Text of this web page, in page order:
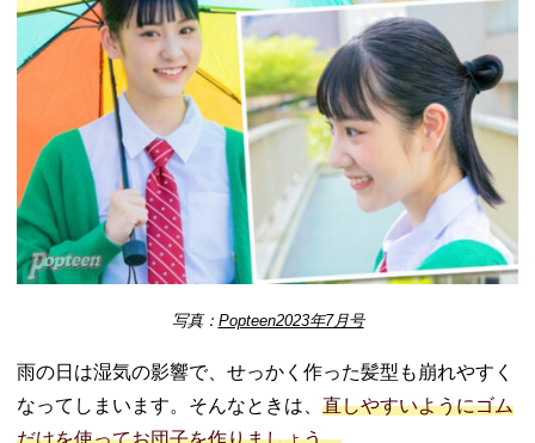
写真： Popteen2023年7月号
雨の日は湿気の影響で、せっかく作った髪型も崩れやすく
なってしまいます。そんなときは、 直しやすいようにゴム